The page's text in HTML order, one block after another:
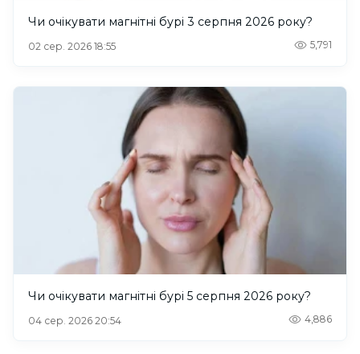
Чи очікувати магнітні бурі 3 серпня 2026 року?
02 сер. 2026 18:55 5,791
Чи очікувати магнітні бурі 5 серпня 2026 року?
04 сер. 2026 20:54 4,886